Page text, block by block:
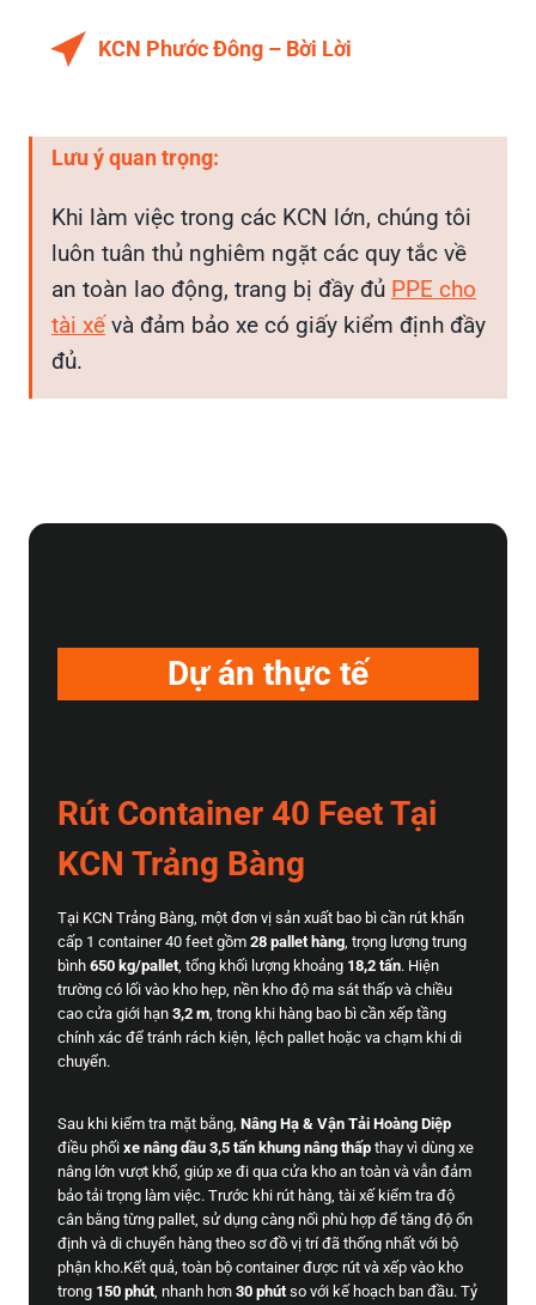
KCN Phước Đông – Bời Lời
Lưu ý quan trọng:
Khi làm việc trong các KCN lớn, chúng tôi
luôn tuân thủ nghiêm ngặt các quy tắc về
an toàn lao động, trang bị đầy đủ PPE cho
tài xếvà đảm bảo xe có giấy kiểm định đầy
đủ.
Dự án thực tế
Rút Container 40 Feet Tại
KCN Trảng Bàng
Tại KCN Trảng Bàng, một đơn vị sản xuất bao bì cần rút khẩn
cấp 1 container 40 feet gồm 28 pallet hàng, trọng lượng trung
bình 650 kg/pallet, tổng khối lượng khoảng 18,2 tấn. Hiện
trường có lối vào kho hẹp, nền kho độ ma sát thấp và chiều
cao cửa giới hạn 3,2 m, trong khi hàng bao bì cần xếp tầng
chính xác để tránh rách kiện, lệch pallet hoặc va chạm khi di
chuyển.
Sau khi kiểm tra mặt bằng, Nâng Hạ & Vận Tải Hoàng Diệp
điều phối xe nâng dầu 3,5 tấn khung nâng thấp thay vì dùng xe
nâng lớn vượt khổ, giúp xe đi qua cửa kho an toàn và vẫn đảm
bảo tải trọng làm việc. Trước khi rút hàng, tài xế kiểm tra độ
cân bằng từng pallet, sử dụng càng nối phù hợp để tăng độ ổn
định và di chuyển hàng theo sơ đồ vị trí đã thống nhất với bộ
phận kho.Kết quả, toàn bộ container được rút và xếp vào kho
trong 150 phút, nhanh hơn 30 phútso với kế hoạch ban đầu. Tỷ